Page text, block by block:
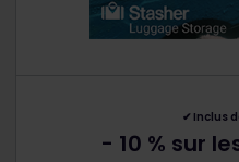
✔︎ Inclus
- 10 % sur